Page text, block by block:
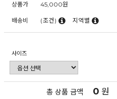
상품가 45,000원
배송비 (조건) 지역별
사이즈
총 상품 금액 0 원